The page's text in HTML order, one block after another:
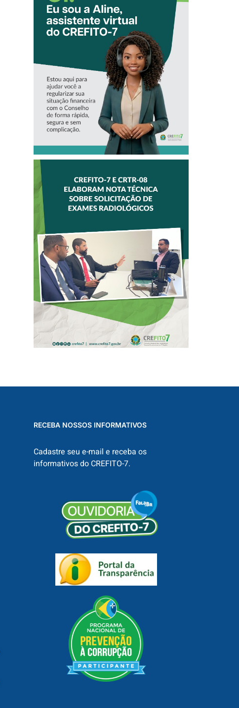
CONHEÇA A
‘ALINE’,
ASSISTENTE
VIRTUAL DO
CREFITO-7
CREFITO-7 E
CRTR-08 INICIAM
NOTA TÉCNICA
SOLICITAÇÃO DE
EXAMES
RADIOLÓGICOS
RECEBA NOSSOS INFORMATIVOS
Cadastre seu e-mail e receba os
informativos do CREFITO-7.